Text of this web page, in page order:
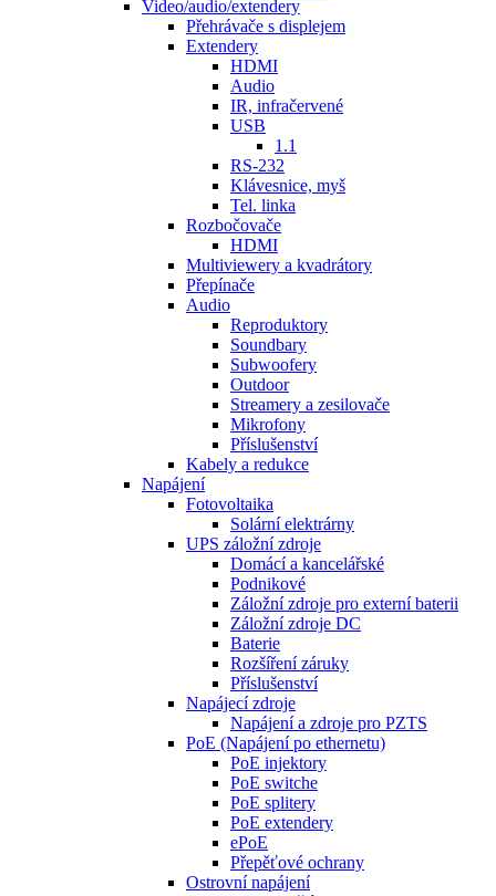
Video/audio/extendery
Přehrávače s displejem
Extendery
HDMI
Audio
IR, infračervené
USB
1.1
RS-232
Klávesnice, myš
Tel. linka
Rozbočovače
HDMI
Multiviewery a kvadrátory
Přepínače
Audio
Reproduktory
Soundbary
Subwoofery
Outdoor
Streamery a zesilovače
Mikrofony
Příslušenství
Kabely a redukce
Napájení
Fotovoltaika
Solární elektrárny
UPS záložní zdroje
Domácí a kancelářské
Podnikové
Záložní zdroje pro externí baterii
Záložní zdroje DC
Baterie
Rozšíření záruky
Příslušenství
Napájecí zdroje
Napájení a zdroje pro PZTS
PoE (Napájení po ethernetu)
PoE injektory
PoE switche
PoE splitery
PoE extendery
ePoE
Přepěťové ochrany
Ostrovní napájení